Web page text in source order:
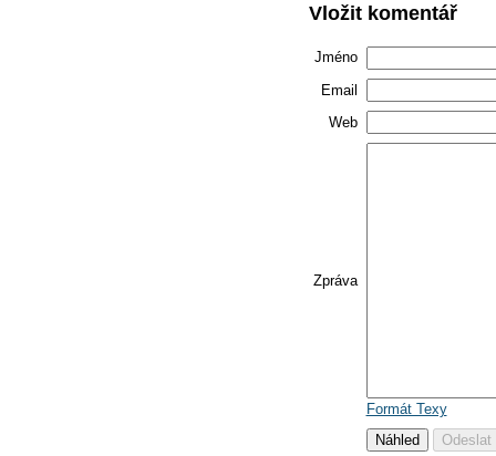
Vložit komentář
Jméno
Email
Web
Zpráva
Formát Texy